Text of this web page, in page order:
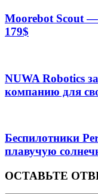
Moorebot Scout
179$
NUWA Robotics
компанию для
Беспилотники
плавучую
ОСТАВЬТЕ